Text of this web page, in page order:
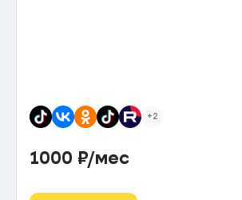
+2
1000 ₽/мес